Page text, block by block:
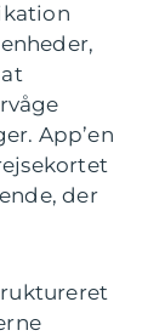
App’en
der